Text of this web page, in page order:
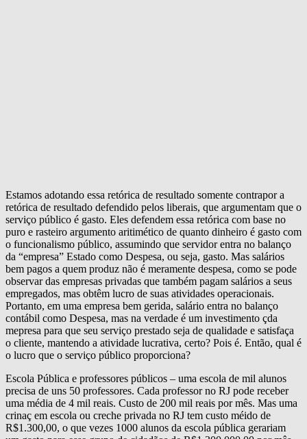
Estamos adotando essa retórica de resultado somente contrapor a
retórica de resultado defendido pelos liberais, que argumentam que o
serviço público é gasto. Eles defendem essa retórica com base no
puro e rasteiro argumento aritimético de quanto dinheiro é gasto com
o funcionalismo público, assumindo que servidor entra no balanço
da “empresa” Estado como Despesa, ou seja, gasto. Mas salários
bem pagos a quem produz não é meramente despesa, como se pode
observar das empresas privadas que também pagam salários a seus
empregados, mas obtêm lucro de suas atividades operacionais.
Portanto, em uma empresa bem gerida, salário entra no balanço
contábil como Despesa, mas na verdade é um investimento çda
mepresa para que seu serviço prestado seja de qualidade e satisfaça
o cliente, mantendo a atividade lucrativa, certo? Pois é. Então, qual é
o lucro que o serviço público proporciona?
Escola Pública e professores públicos – uma escola de mil alunos
precisa de uns 50 professores. Cada professor no RJ pode receber
uma média de 4 mil reais. Custo de 200 mil reais por mês. Mas uma
crinaç em escola ou creche privada no RJ tem custo méido de
R$1.300,00, o que vezes 1000 alunos da escola pública gerariam